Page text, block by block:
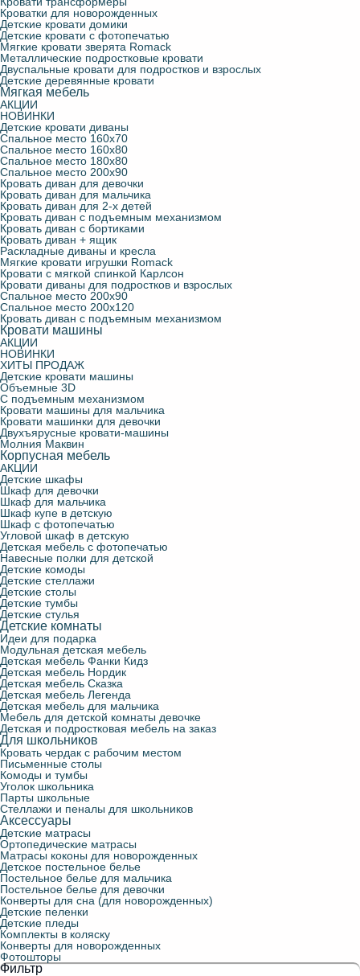
Кроватки для новорожденных
Детские кровати домики
Детские кровати с фотопечатью
Мягкие кровати зверята Romack
Металлические подростковые кровати
Двуспальные кровати для подростков и взрослых
Детские деревянные кровати
Мягкая мебель
АКЦИИ
НОВИНКИ
Детские кровати диваны
Спальное место 160х70
Спальное место 160х80
Спальное место 180х80
Спальное место 200х90
Кровать диван для девочки
Кровать диван для мальчика
Кровать диван для 2-х детей
Кровать диван с подъемным механизмом
Кровать диван с бортиками
Кровать диван + ящик
Раскладные диваны и кресла
Мягкие кровати игрушки Romack
Кровати с мягкой спинкой Карлсон
Кровати диваны для подростков и взрослых
Спальное место 200х90
Спальное место 200х120
Кровать диван с подъемным механизмом
Кровати машины
АКЦИИ
НОВИНКИ
ХИТЫ ПРОДАЖ
Детские кровати машины
Объемные 3D
С подъемным механизмом
Кровати машины для мальчика
Кровати машинки для девочки
Двухъярусные кровати-машины
Молния Маквин
Корпусная мебель
АКЦИИ
Детские шкафы
Шкаф для девочки
Шкаф для мальчика
Шкаф купе в детскую
Шкаф с фотопечатью
Угловой шкаф в детскую
Детская мебель с фотопечатью
Навесные полки для детской
Детские комоды
Детские стеллажи
Детские столы
Детские тумбы
Детские стулья
Детские комнаты
Идеи для подарка
Модульная детская мебель
Детская мебель Фанки Кидз
Детская мебель Нордик
Детская мебель Сказка
Детская мебель Легенда
Детская мебель для мальчика
Мебель для детской комнаты девочке
Детская и подростковая мебель на заказ
Для школьников
Кровать чердак с рабочим местом
Письменные столы
Комоды и тумбы
Уголок школьника
Парты школьные
Стеллажи и пеналы для школьников
Аксессуары
Детские матрасы
Ортопедические матрасы
Матрасы коконы для новорожденных
Детское постельное белье
Постельное белье для мальчика
Постельное белье для девочки
Конверты для сна (для новорожденных)
Детские пеленки
Детские пледы
Комплекты в коляску
Конверты для новорожденных
Фотошторы
Фильтр
Детские кровати чердаки
Мягкие кровати зверята Romack
Кроватки для новорожденных
Двуспальные кровати для подростков и взрослых
Металлические подростковые кровати
Кровать для троих детей
Детские деревянные кровати
Кровати трансформеры
С подъемным механизмом
Молния Маквин
Детские стулья
Навесные полки для детской
Парты школьные
Кровать диван с подъемным механизмом
Кровать диван с бортиками
Кровать диван + ящик
Раскладные диваны и кресла
Конверты для новорожденных
Фотошторы